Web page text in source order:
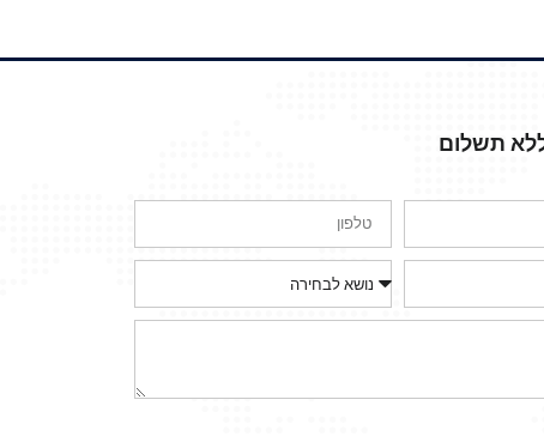
ללא תשלום